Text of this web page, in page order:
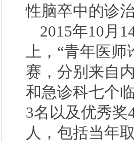
性脑卒中的诊
2015年10月
上，“青年医师
赛，分别来自
和急诊科七个
3名以及优秀
人，包括当年